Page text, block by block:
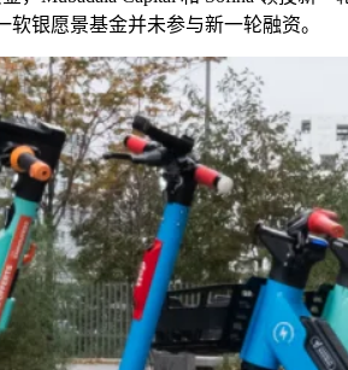
软银愿景基金并未参与新一轮融资。